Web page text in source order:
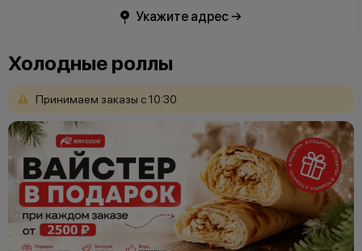
Укажите адрес →
Холодные роллы
Принимаем заказы с10:30